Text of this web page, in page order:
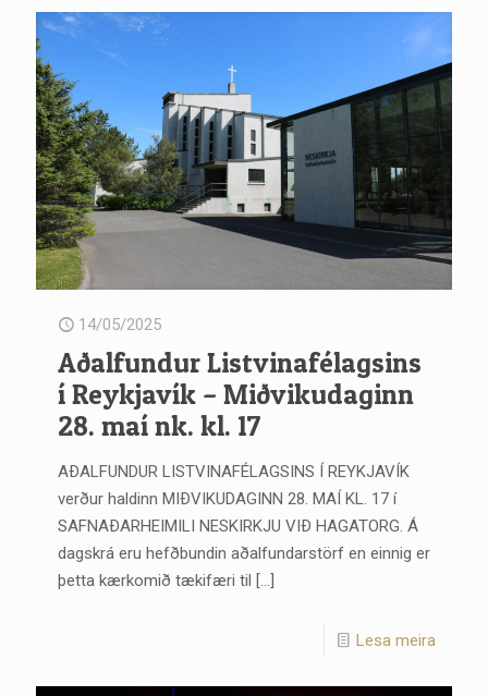
14/05/2025
Aðalfundur Listvinafélagsins
í Reykjavík – Miðvikudaginn
28. maí nk. kl. 17
AÐALFUNDUR LISTVINAFÉLAGSINS Í REYKJAVÍK
verður haldinn MIÐVIKUDAGINN 28. MAÍ KL. 17 í
SAFNAÐARHEIMILI NESKIRKJU VIÐ HAGATORG. Á
dagskrá eru hefðbundin aðalfundarstörf en einnig er
þetta kærkomið tækifæri til […]
Lesa meira